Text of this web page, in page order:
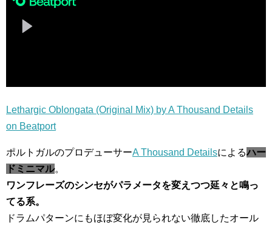
Lethargic Oblongata (Original Mix) by A Thousand Details
on Beatport
ポルトガルのプロデューサーA Thousand Detailsによるハー
ドミニマル。
ワンフレーズのシンセがパラメータを変えつつ延々と鳴っ
てる系。
ドラムパターンにもほぼ変化が見られない徹底したオール